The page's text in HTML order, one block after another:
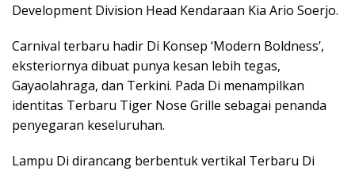
Development Division Head Kendaraan Kia Ario Soerjo.
Carnival terbaru hadir Di Konsep ‘Modern Boldness’,
eksteriornya dibuat punya kesan lebih tegas,
Gayaolahraga, dan Terkini. Pada Di menampilkan
identitas Terbaru Tiger Nose Grille sebagai penanda
penyegaran keseluruhan.
Lampu Di dirancang berbentuk vertikal Terbaru Di